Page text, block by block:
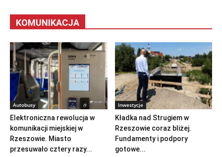
KOMUNIKACJA
Autobusy
Elektroniczna rewolucja w
komunikacji miejskiej w
Rzeszowie. Miasto
przesuwało cztery razy...
Inwestycje
Kładka nad Strugiem w
Rzeszowie coraz bliżej.
Fundamenty i podpory
gotowe...